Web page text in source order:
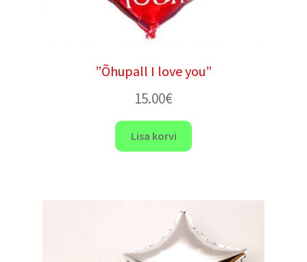
”Õhupall I love you”
15.00€
Lisa korvi